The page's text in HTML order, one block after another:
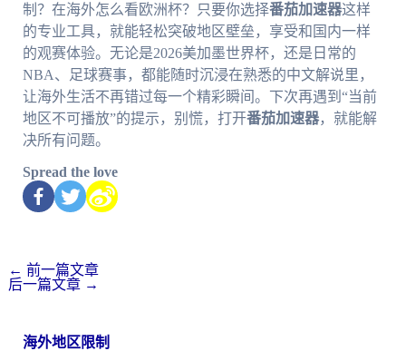
制？在海外怎么看欧洲杯？只要你选择番茄加速器这样
的专业工具，就能轻松突破地区壁垒，享受和国内一样
的观赛体验。无论是2026美加墨世界杯，还是日常的
NBA、足球赛事，都能随时沉浸在熟悉的中文解说里，
让海外生活不再错过每一个精彩瞬间。下次再遇到“当前
地区不可播放”的提示，别慌，打开番茄加速器，就能解
决所有问题。
Spread the love
← 前一篇文章
后一篇文章 →
海外地区限制